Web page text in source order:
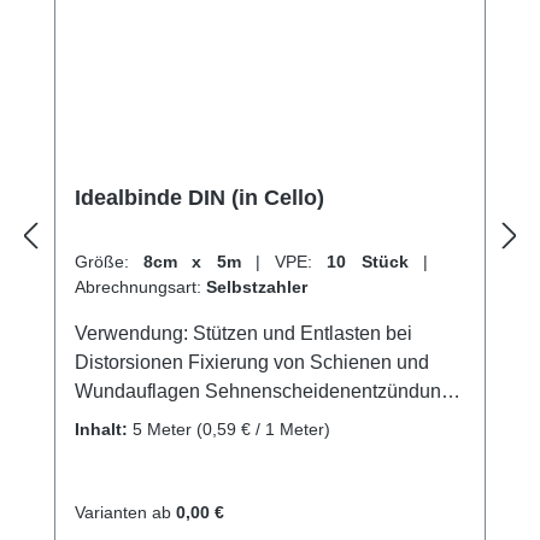
Idealbinde DIN (in Cello)
Größe: 8cm x 5m | VPE: 10 Stück |
Abrechnungsart: Selbstzahler
Verwendung: Stützen und Entlasten bei
Distorsionen Fixierung von Schienen und
Wundauflagen Sehnenscheidenentzündung
Stützung und Entlastung von Gelenken
Thromboseprophylaxe Kontusionen
Inhalt: 5 Meter (0,59 € / 1 Meter)
Varianten ab 0,00 €